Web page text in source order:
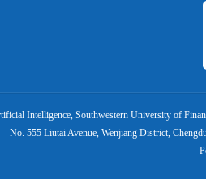
Intelligence, Southwestern University of
No. 555 Liutai Avenue, Wenjiang District,